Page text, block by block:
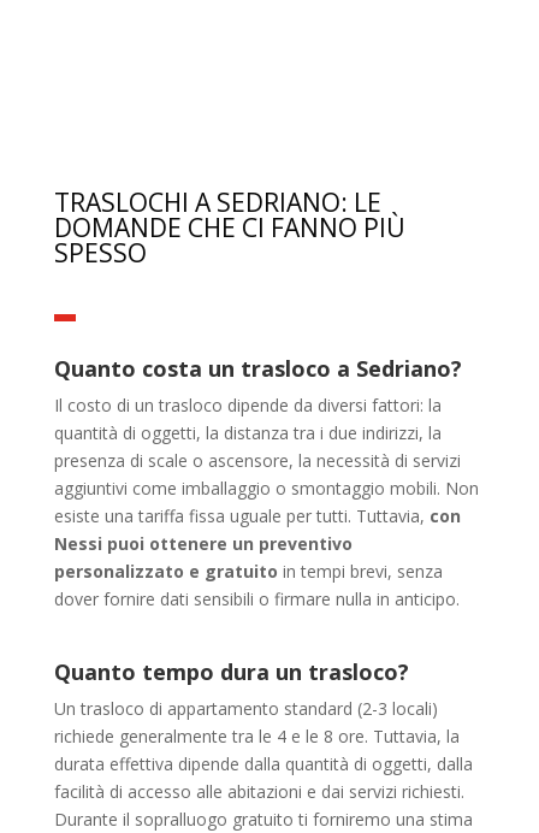
TRASLOCHI A SEDRIANO: LE
DOMANDE CHE CI FANNO PIÙ
SPESSO
Quanto costa un trasloco a Sedriano?
Il costo di un trasloco dipende da diversi fattori: la
quantità di oggetti, la distanza tra i due indirizzi, la
presenza di scale o ascensore, la necessità di servizi
aggiuntivi come imballaggio o smontaggio mobili. Non
esiste una tariffa fissa uguale per tutti. Tuttavia, con
Nessi puoi ottenere un preventivo
personalizzato e gratuito in tempi brevi, senza
dover fornire dati sensibili o firmare nulla in anticipo.
Quanto tempo dura un trasloco?
Un trasloco di appartamento standard (2-3 locali)
richiede generalmente tra le 4 e le 8 ore. Tuttavia, la
durata effettiva dipende dalla quantità di oggetti, dalla
facilità di accesso alle abitazioni e dai servizi richiesti.
Durante il sopralluogo gratuito ti forniremo una stima